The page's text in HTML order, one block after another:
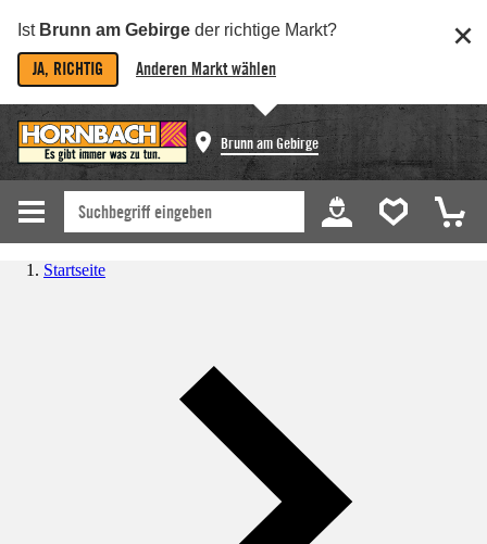
Ist Brunn am Gebirge der richtige Markt?
JA, RICHTIG Anderen Markt wählen
Brunn am Gebirge
Startseite